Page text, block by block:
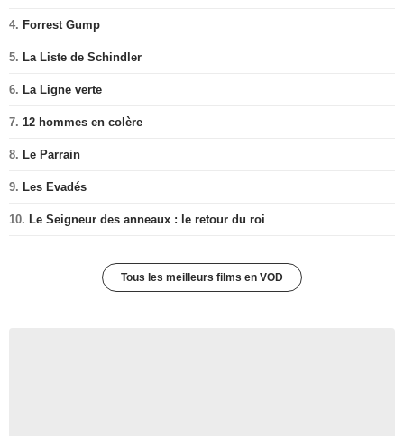
4. Forrest Gump
5. La Liste de Schindler
6. La Ligne verte
7. 12 hommes en colère
8. Le Parrain
9. Les Evadés
10. Le Seigneur des anneaux : le retour du roi
Tous les meilleurs films en VOD